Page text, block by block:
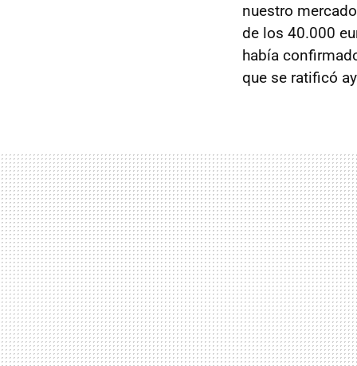
nuestro
de los 40.000
había
que se ratificó